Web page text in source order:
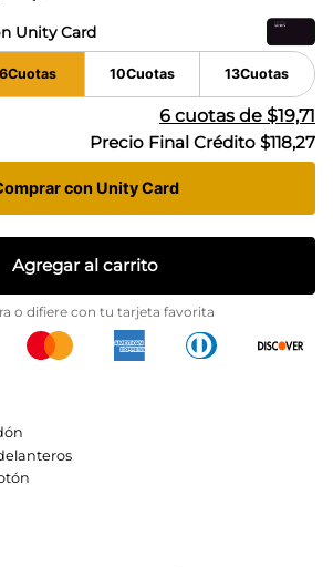
Unity Card
6Cuotas 10Cuotas 13Cuotas
6 cuotas de $19,71
Precio Final Crédito $118,27
con Unity Card
Agregar al carrito
o difiere con tu tarjeta favorita